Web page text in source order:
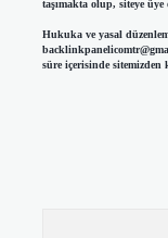
taşımakta olup, siteye
Hukuka ve yasal
süre içerisinde sitemizden